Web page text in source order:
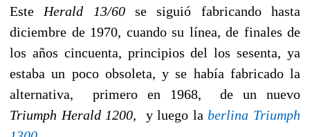
Este Herald 13/60se siguió fabricando hasta
diciembre de 1970, cuando su línea, de finales de
los años cincuenta, principios del los sesenta, ya
estaba un poco obsoleta, y se había fabricado la
alternativa, primero en 1968, de un nuevo
Triumph Herald 1200, y luego laberlina Triumph